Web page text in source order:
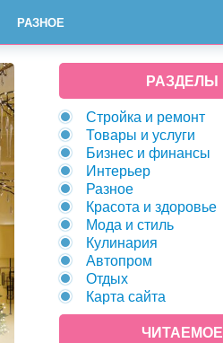
РАЗНОЕ
РАЗДЕЛЫ
Стройка и ремонт
Товары и услуги
Бизнес и финансы
Интерьер
Разное
Красота и здоровье
Мода и стиль
Кулинария
Автопром
Отдых
Карта сайта
ЧИТАЕМОЕ